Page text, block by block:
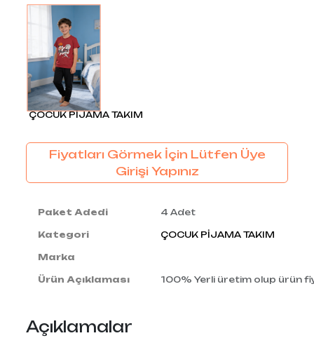
ÇOCUK PİJAMA TAKIM
Fiyatları Görmek İçin Lütfen Üye
Girişi Yapınız
Paket Adedi 4 Adet
Kategori ÇOCUK PİJAMA TAKIM
Marka
Ürün Açıklaması 100% Yerli üretim olup ürün
Açıklamalar